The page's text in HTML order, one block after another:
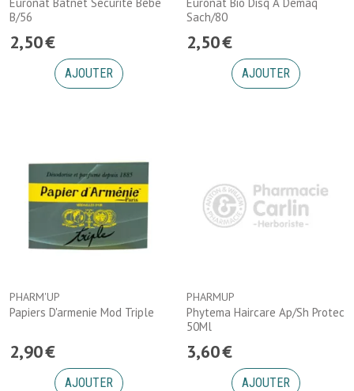
B/56
2,50€
AJOUTER
Sach/80
2,50€
AJOUTER
PHARM'UP
Papiers D'armenie Mod Triple
2,90€
AJOUTER
PHARMUP
Phytema Haircare Ap/Sh Protec
50Ml
3,60€
AJOUTER